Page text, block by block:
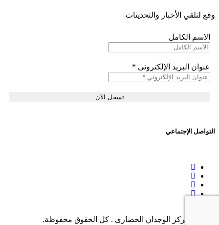
وقع لتلقي الأخبار والتحديثات
الاسم الكامل
عنوان البريد الإلكتروني *
التواصل الإجتماعي